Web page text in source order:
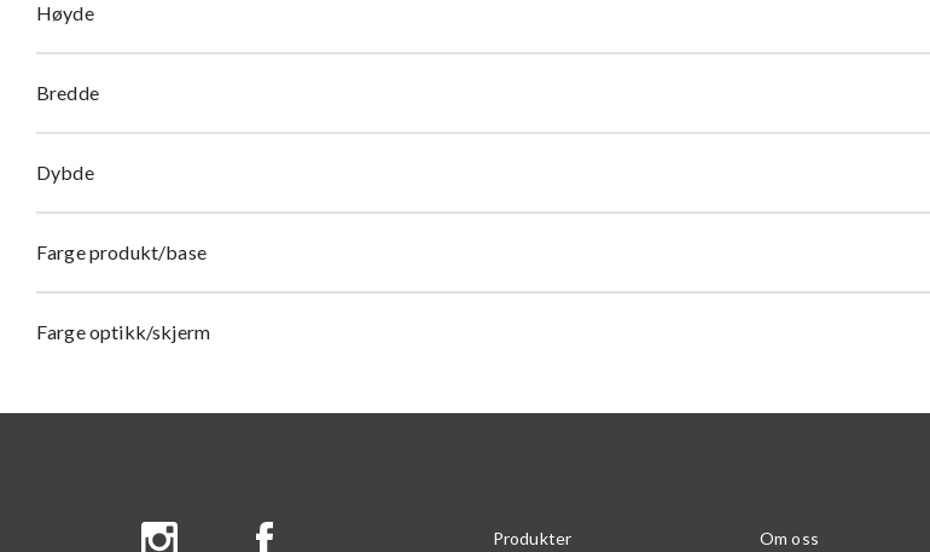
Høyde
Bredde
Dybde
Farge produkt/base
Farge optikk/skjerm
Produkter Om oss